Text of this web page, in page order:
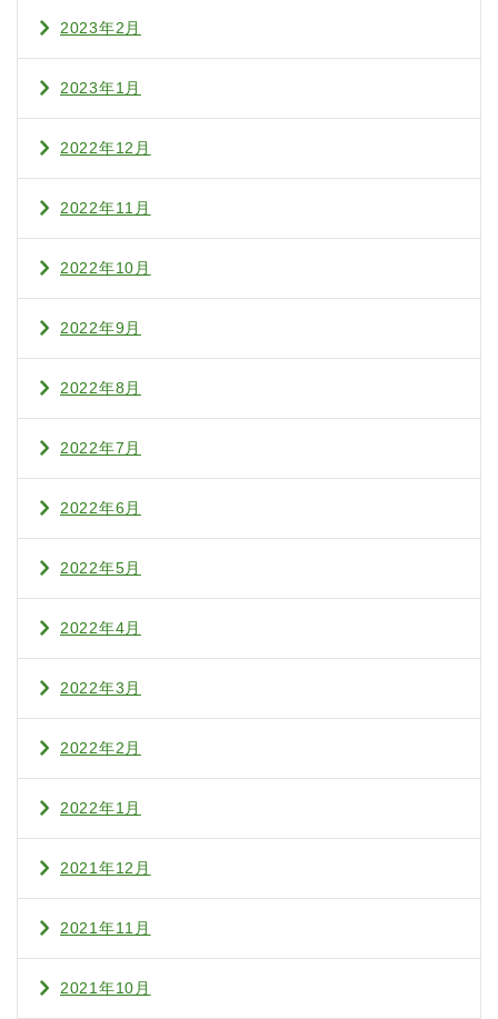
2023年2月
2023年1月
2022年12月
2022年11月
2022年10月
2022年9月
2022年8月
2022年7月
2022年6月
2022年5月
2022年4月
2022年3月
2022年2月
2022年1月
2021年12月
2021年11月
2021年10月